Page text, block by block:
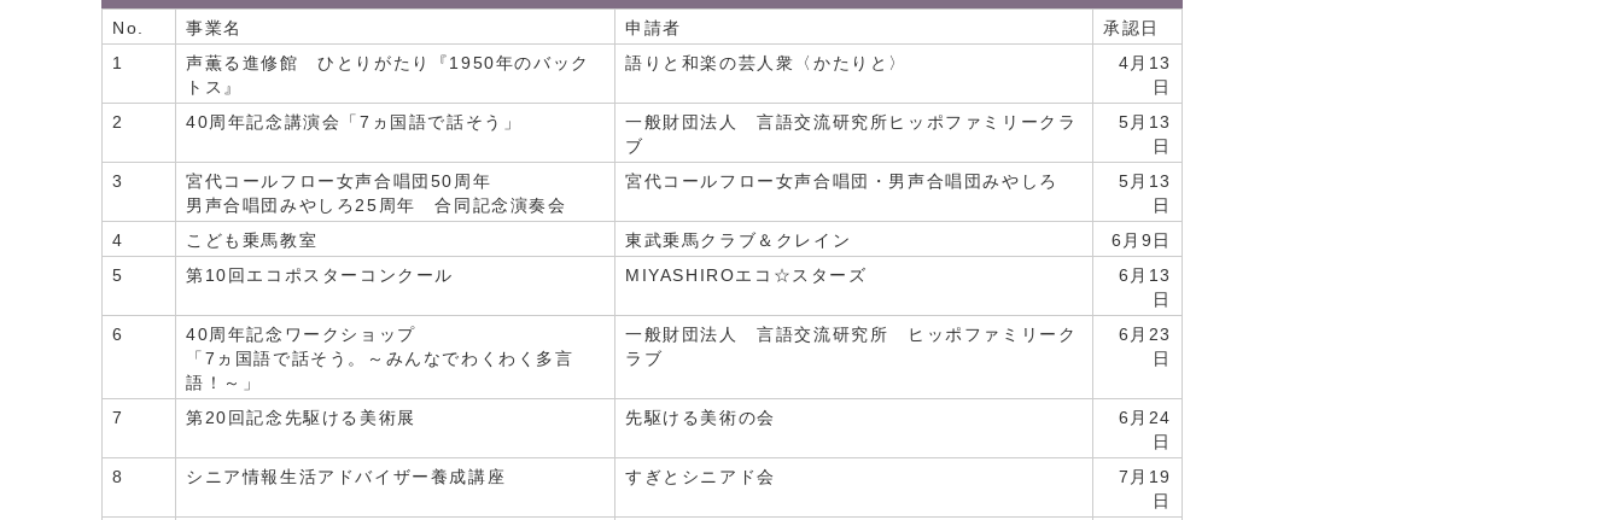
No. 事業名 申請者
承認日
1
声薫る進修館 ひとりがたり『1950年のバック
トス』
語りと和楽の芸人衆〈かたりと〉
4月13
日
2
40周年記念講演会「7ヵ国語で話そう」
一般財団法人 言語交流研究所ヒッポファミリークラ
ブ
5月13
日
3
宮代コールフロー女声合唱団50周年
男声合唱団みやしろ25周年 合同記念演奏会
宮代コールフロー女声合唱団・男声合唱団みやしろ
5月13
日
4
こども乗馬教室 東武乗馬クラブ＆クレイン
6月9日
5
第10回エコポスターコンクール MIYASHIROエコ☆スターズ
6月13
日
6
40周年記念ワークショップ
「7ヵ国語で話そう。～みんなでわくわく多言
語！～」
一般財団法人 言語交流研究所 ヒッポファミリーク
ラブ
6月23
日
7 第20回記念先駆ける美術展 先駆ける美術の会
6月24
日
8
シニア情報生活アドバイザー養成講座 すぎとシニアド会
7月19
日